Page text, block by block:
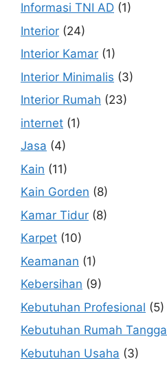
Informasi TNI AD (1)
Interior (24)
Interior Kamar (1)
Interior Minimalis (3)
Interior Rumah (23)
internet (1)
Jasa (4)
Kain (11)
Kain Gorden (8)
Kamar Tidur (8)
Karpet (10)
Keamanan (1)
Kebersihan (9)
Kebutuhan Profesional (5)
Kebutuhan Rumah Tangga
Kebutuhan Usaha (3)